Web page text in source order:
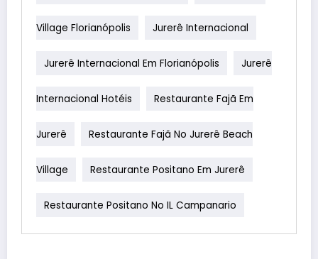
Village Florianópolis Jurerê Internacional
Jurerê Internacional Em Florianópolis Jurerê
Internacional Hotéis Restaurante Fajã Em
Jurerê Restaurante Fajã No Jurerê Beach
Village Restaurante Positano Em Jurerê
Restaurante Positano No IL Campanario